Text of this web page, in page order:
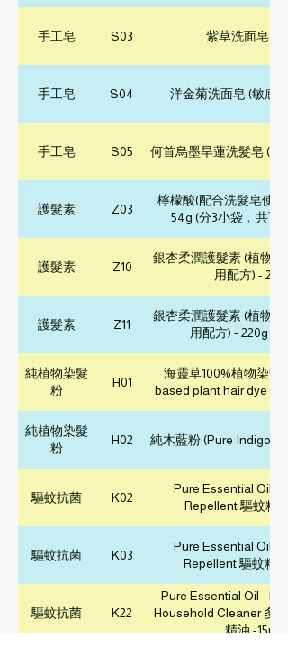
手工皂 S03 紫草洗面皂 -
手工皂 S04 洋金菊洗面皂 (敏感肌
手工皂 S05 何首烏墨旱蓮洗髮皂 (養
護髮素 Z03
檸檬酸(配合洗髮皂使用
54g (分3小袋﹐共可
護髮素 Z10
銀杏柔潤護髮素 (植物染
用配方) - 220g
護髮素 Z11
銀杏柔潤護髮素 (植物染
用配方) - 220g (兩
純植物染髮
粉
H01
海靈草100%植物染髮
based plant hair dye
純植物染髮
粉
H02 純木藍粉 (Pure Indigo
驅蚊抗菌 K02
Pure Essential Oil -
Repellent 驅蚊精油
驅蚊抗菌 K03
Pure Essential Oil -
Repellent 驅蚊精油
驅蚊抗菌 K22
Pure Essential Oil -
Household Cleaner 多用
精油 -15ml